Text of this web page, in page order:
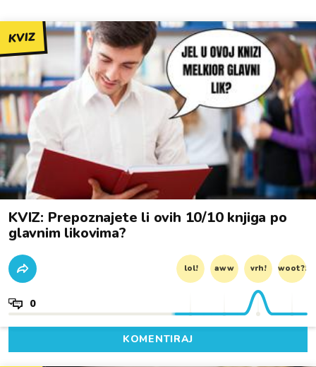
KVIZ
KVIZ: Prepoznajete li ovih 10/10 knjiga po
glavnim likovima?
lol! aww vrh! woot?!
0
KOMENTIRAJ